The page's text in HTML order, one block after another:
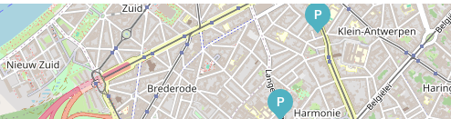
P
P